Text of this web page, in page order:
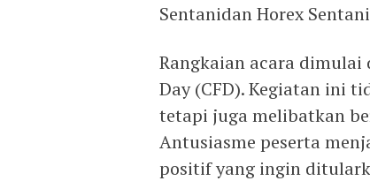
Sentanidan Horex
Rangkaian acara dimulai
Day (CFD). Kegiatan ini
tetapi juga melibatkan
Antusiasme peserta
positif yang ingin